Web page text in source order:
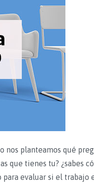
nos planteamos qué
que tienes tu? ¿sabes
evaluar si el trabajo